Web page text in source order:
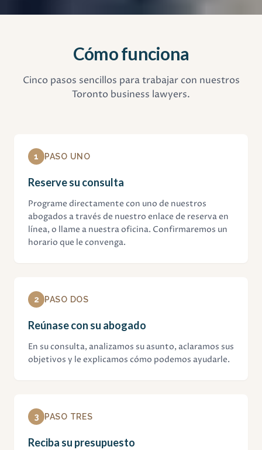
Cómo funciona
Cinco pasos sencillos para trabajar con nuestros
Toronto business lawyers.
1 PASO UNO
Reserve su consulta
Programe directamente con uno de nuestros
abogados a través de nuestro enlace de reserva en
línea, o llame a nuestra oficina. Confirmaremos un
horario que le convenga.
2 PASO DOS
Reúnase con su abogado
En su consulta, analizamos su asunto, aclaramos sus
objetivos y le explicamos cómo podemos ayudarle.
3 PASO TRES
Reciba su presupuesto